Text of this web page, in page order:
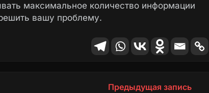
максимальное количество информации
вашу проблему.
Предыдущая запись